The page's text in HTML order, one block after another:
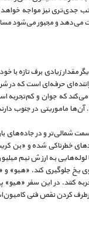
جدی‌تری نیز مواجه
می‌دهد و مجبور می‌شود
حرفه‌ای است که در
که جوان و کم‌تجربه
ماموریتی در جنوب
شمالی‌تر و در جاده‌های
خطرناکی شده و «بن
لوله‌هایی به ارزش نیم
جلوگیری کند. «هیو» و
کنند. در این سفر
کردن نقص فنی